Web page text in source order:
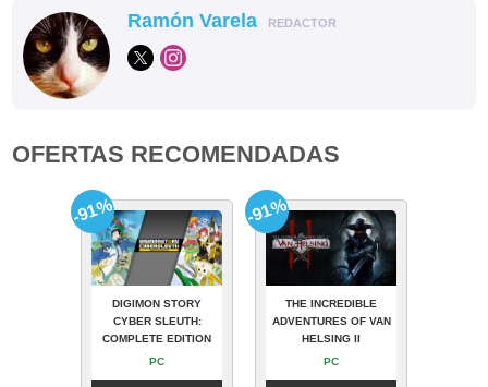
Ramón Varela REDACTOR
OFERTAS RECOMENDADAS
DIGIMON STORY
CYBER SLEUTH:
COMPLETE EDITION
PC
-91%
THE INCREDIBLE
ADVENTURES OF VAN
HELSING II
PC
-91%